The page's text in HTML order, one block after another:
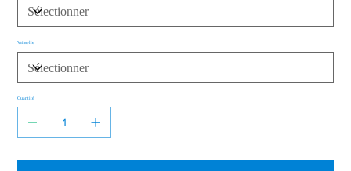
Vaisselle
Quantité